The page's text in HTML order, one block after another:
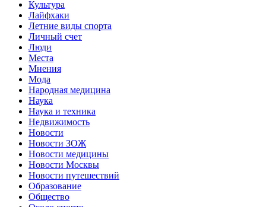
Культура
Лайфхаки
Летние виды спорта
Личный счет
Люди
Места
Мнения
Мода
Народная медицина
Наука
Наука и техника
Недвижимость
Новости
Новости ЗОЖ
Новости медицины
Новости Москвы
Новости путешествий
Образование
Общество